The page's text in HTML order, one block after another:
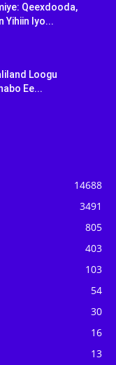
Qeexdooda,
Yihiin Iyo...
Loogu
Ee...
14688
3491
805
403
103
54
30
16
13